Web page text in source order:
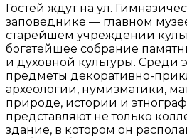
Гостей ждут на ул.
заповеднике — главном
старейшем учреждении
богатейшее собрание
и духовной культуры. Среди
предметы декоративно-
археологии, нумизматики,
природе, истории и
представляют не только
здание, в котором он